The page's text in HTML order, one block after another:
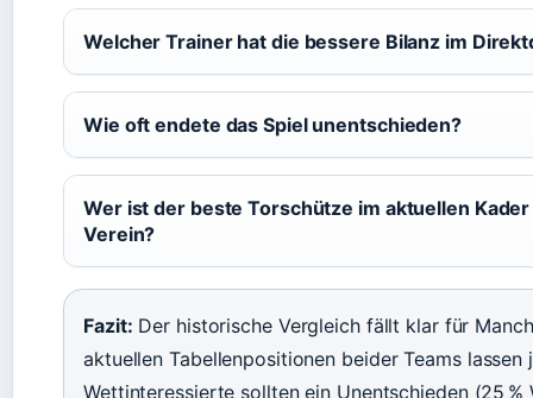
Welcher Trainer hat die bessere Bilanz im
Wie oft endete das Spiel unentschieden?
Wer ist der beste Torschütze im aktuellen
Verein?
Fazit: Der historische Vergleich fällt klar für
aktuellen Tabellenpositionen beider Teams
Wettinteressierte sollten ein Unentschieden (25